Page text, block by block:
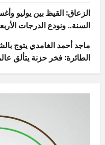
الزعاق: القيظ بين يوليو
السنة.. ونودع الدرجات
ماجد أحمد الغامدي يتوج
الطائرة: فخر حزنة يتألق